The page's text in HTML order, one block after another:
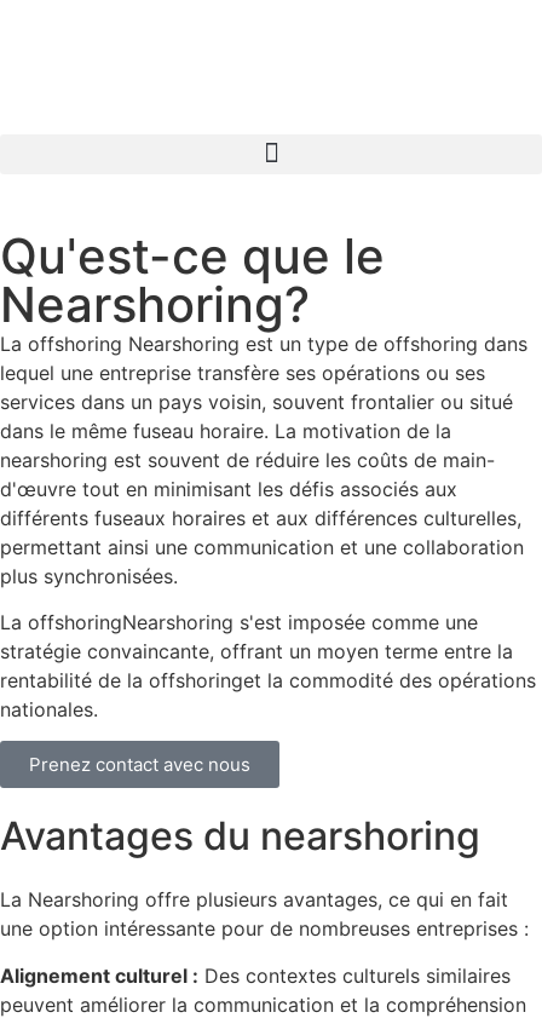
Qu'est-ce que le
Nearshoring?
La offshoring Nearshoring est un type de offshoring dans
lequel une entreprise transfère ses opérations ou ses
services dans un pays voisin, souvent frontalier ou situé
dans le même fuseau horaire. La motivation de la
nearshoring est souvent de réduire les coûts de main-
d'œuvre tout en minimisant les défis associés aux
différents fuseaux horaires et aux différences culturelles,
permettant ainsi une communication et une collaboration
plus synchronisées.
La offshoringNearshoring s'est imposée comme une
stratégie convaincante, offrant un moyen terme entre la
rentabilité de la offshoringet la commodité des opérations
nationales.
Prenez contact avec nous
Avantages du nearshoring
La Nearshoring offre plusieurs avantages, ce qui en fait
une option intéressante pour de nombreuses entreprises :
Alignement culturel : Des contextes culturels similaires
peuvent améliorer la communication et la compréhension